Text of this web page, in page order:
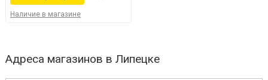
Наличие в магазине
Адреса магазинов в Липецке